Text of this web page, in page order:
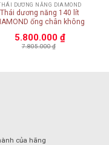
DƯƠNG NĂNG DIAMOND
Thái dương năng 140 lít
ống chân không
5.800.000 ₫
7.805.000₫
của hãng